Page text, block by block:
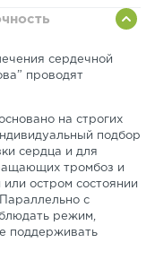
сердечной
проводят
на строгих
подбор
сердца и для
тромбоз и
остром состоянии
с
режим,
поддерживать